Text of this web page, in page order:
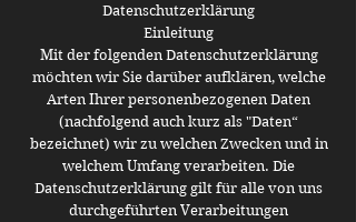
Datenschutzerklärung
Einleitung
Mit der folgenden Datenschutzerklärung
möchten wir Sie darüber aufklären, welche
Arten Ihrer personenbezogenen Daten
(nachfolgend auch kurz als "Daten“
bezeichnet) wir zu welchen Zwecken und in
welchem Umfang verarbeiten. Die
Datenschutzerklärung gilt für alle von uns
durchgeführten Verarbeitungen